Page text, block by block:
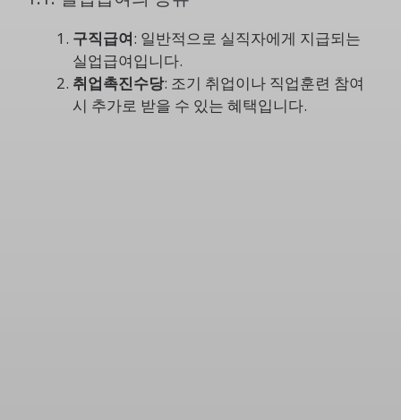
구직급여: 일반적으로 실직자에게 지급되는
실업급여입니다.
취업촉진수당: 조기 취업이나 직업훈련 참여
시 추가로 받을 수 있는 혜택입니다.